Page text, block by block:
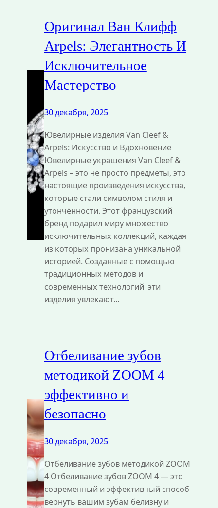
Оригинал Ван Клифф
Arpels: Элегантность И
Исключительное
Мастерство
30 декабря, 2025
Ювелирные изделия Van Cleef &
Arpels: Искусство и Вдохновение
Ювелирные украшения Van Cleef &
Arpels – это не просто предметы, это
настоящие произведения искусства,
которые стали символом стиля и
утончённости. Этот французский
бренд подарил миру множество
исключительных коллекций, каждая
из которых пронизана уникальной
историей. Созданные с помощью
традиционных методов и
современных технологий, эти
изделия увлекают…
Отбеливание зубов
методикой ZOOM 4
эффективно и
безопасно
30 декабря, 2025
Отбеливание зубов методикой ZOOM
4 Отбеливание зубов ZOOM 4 — это
современный и эффективный способ
вернуть вашим зубам белизну и